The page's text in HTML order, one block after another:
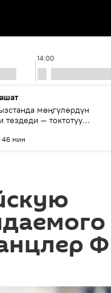
14:00
мөңгүлөрдүн
тездеди — токтотуу
46 мин